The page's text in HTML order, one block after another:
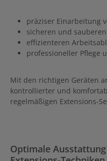
präziser Einarbeitung
sicheren und
effizienteren
professioneller Pflege
Mit den richtigen Geräten
kontrollierter und
regelmäßigen Extensions-
Optimale